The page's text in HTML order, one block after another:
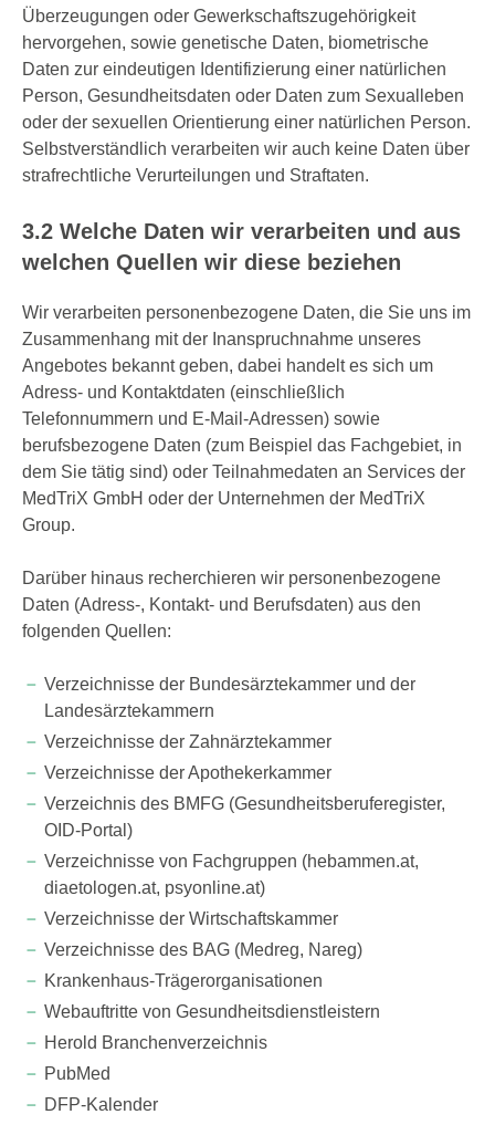
Überzeugungen oder Gewerkschaftszugehörigkeit
hervorgehen, sowie genetische Daten, biometrische
Daten zur eindeutigen Identifizierung einer natürlichen
Person, Gesundheitsdaten oder Daten zum Sexualleben
oder der sexuellen Orientierung einer natürlichen Person.
Selbstverständlich verarbeiten wir auch keine Daten über
strafrechtliche Verurteilungen und Straftaten.
3.2 Welche Daten wir verarbeiten und aus
welchen Quellen wir diese beziehen
Wir verarbeiten personenbezogene Daten, die Sie uns im
Zusammenhang mit der Inanspruchnahme unseres
Angebotes bekannt geben, dabei handelt es sich um
Adress- und Kontaktdaten (einschließlich
Telefonnummern und E-Mail-Adressen) sowie
berufsbezogene Daten (zum Beispiel das Fachgebiet, in
dem Sie tätig sind) oder Teilnahmedaten an Services der
MedTriX GmbH oder der Unternehmen der MedTriX
Group.
Darüber hinaus recherchieren wir personenbezogene
Daten (Adress-, Kontakt- und Berufsdaten) aus den
folgenden Quellen:
Verzeichnisse der Bundesärztekammer und der
Landesärztekammern
Verzeichnisse der Zahnärztekammer
Verzeichnisse der Apothekerkammer
Verzeichnis des BMFG (Gesundheitsberuferegister,
OID-Portal)
Verzeichnisse von Fachgruppen (hebammen.at,
diaetologen.at, psyonline.at)
Verzeichnisse der Wirtschaftskammer
Verzeichnisse des BAG (Medreg, Nareg)
Krankenhaus-Trägerorganisationen
Webauftritte von Gesundheitsdienstleistern
Herold Branchenverzeichnis
PubMed
DFP-Kalender